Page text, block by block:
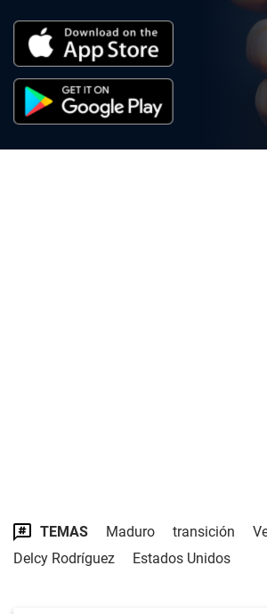
TEMAS Maduro transición
Delcy Rodríguez
Estados Unidos